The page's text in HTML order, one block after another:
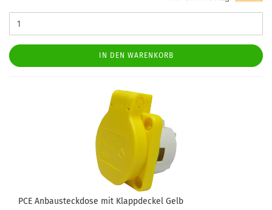
IN DEN WARENKORB
PCE An­bau­steck­do­se mit Klapp­de­ckel Gelb